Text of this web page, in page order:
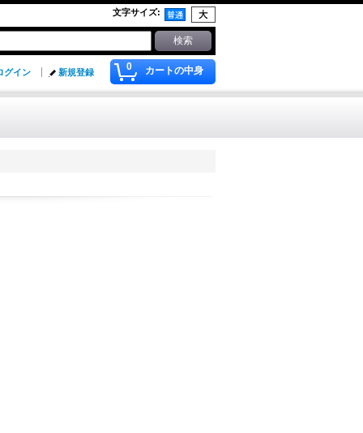
文字サイズ:
0 カートの中身
グイン 新規登録